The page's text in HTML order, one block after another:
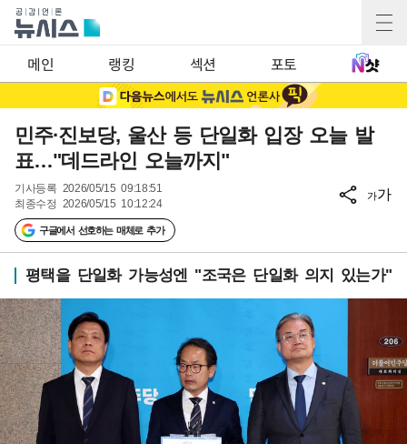
메인 랭킹 섹션 포토
민주·진보당, 울산 등 단일화 입장 오늘 발
표…"데드라인 오늘까지"
기사등록 2026/05/15 09:18:51
최종수정 2026/05/15 10:12:24
구글에서 선호하는 매체로 추가
가가
평택을 단일화 가능성엔 "조국은 단일화 의지 있는가"